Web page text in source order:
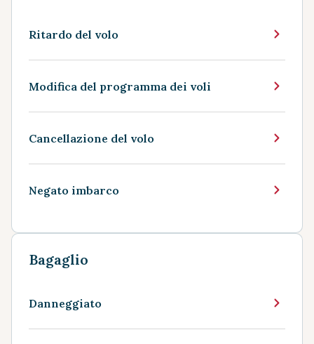
Ritardo del volo
Modifica del programma dei voli
Cancellazione del volo
Negato imbarco
Bagaglio
Danneggiato